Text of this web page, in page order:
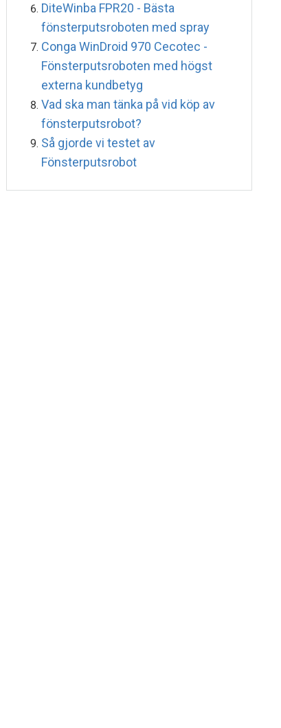
DiteWinba FPR20 - Bästa
fönsterputsroboten med spray
Conga WinDroid 970 Cecotec -
Fönsterputsroboten med högst
externa kundbetyg
Vad ska man tänka på vid köp av
fönsterputsrobot?
Så gjorde vi testet av
Fönsterputsrobot